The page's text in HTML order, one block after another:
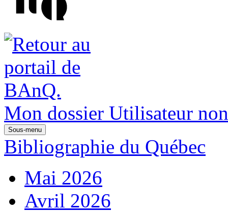
Mon dossier Utilisateur
Sous-menu
Bibliographie du Québec
Mai 2026
Avril 2026